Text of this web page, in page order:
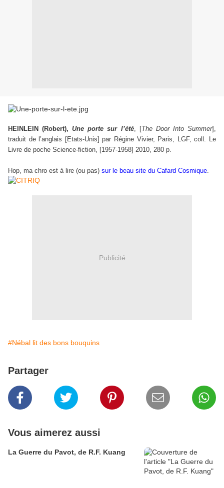
HEINLEIN (Robert),Une porte sur l’été, [The Door Into Summer],
traduit de l’anglais [Etats-Unis] par Régine Vivier, Paris, LGF, coll. Le
Livre de poche Science-fiction, [1957-1958] 2010, 280 p.
Hop, ma chro est à lire (ou pas) sur le beau site du Cafard Cosmique.
Publicité
#Nébal lit des bons bouquins
Partager
Vous aimerez aussi
La Guerre du Pavot, de R.F. Kuang